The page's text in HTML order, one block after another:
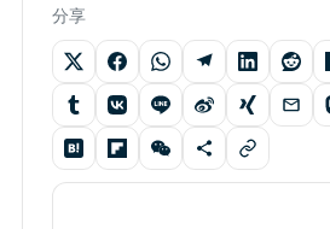
分享